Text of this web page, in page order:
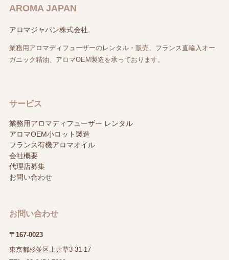
AROMA JAPAN
アロマジャパン株式会社
業務用アロマディフューザーのレンタル・販売、フランス直輸入オー
ガニック精油、アロマOEM製造を承っております。
サービス
業務用アロマディフューザー レンタル
アロマOEM小ロット製造
フランス有機アロマオイル
会社概要
代理店募集
お問い合わせ
お問い合わせ
〒167-0023
東京都杉並区上井草3-31-17